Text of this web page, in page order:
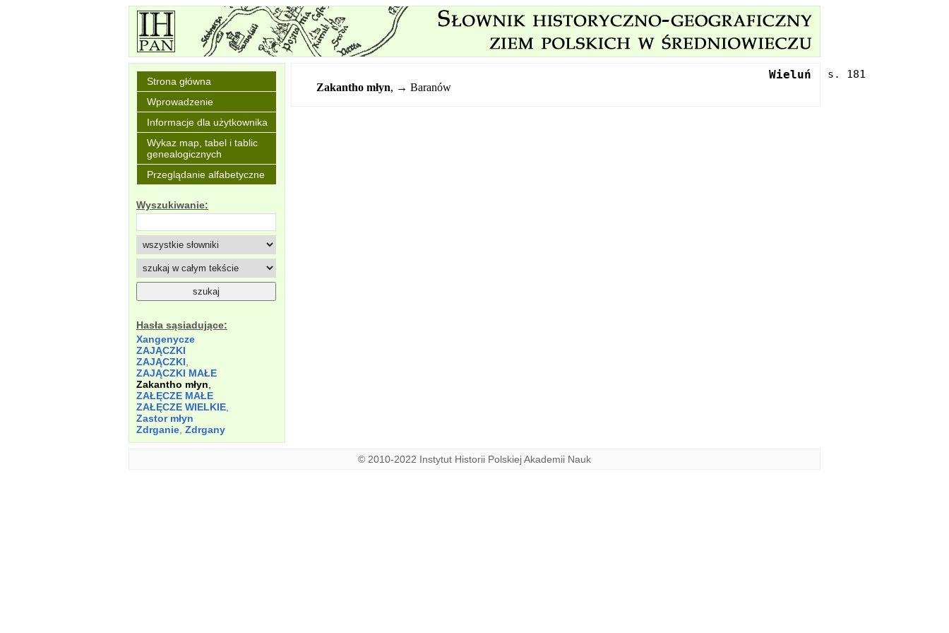
Strona główna
Wprowadzenie
Informacje dla użytkownika
Wykaz map, tabel i tablic
genealogicznych
Przeglądanie alfabetyczne
Wyszukiwanie:
Hasła sąsiadujące:
Xangenycze
ZAJĄCZKI
ZAJĄCZKI
ZAJĄCZKI MAŁE
Zakantho młyn
ZAŁĘCZE MAŁE
ZAŁĘCZE WIELKIE
Zastor młyn
Zdrganie Zdrgany
Wieluń
Zakantho młyn, → Baranów
© 2010-2022 Instytut Historii Polskiej Akademii Nauk